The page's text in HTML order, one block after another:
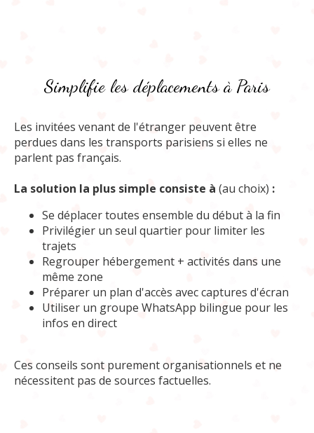
Simplifie les déplacements à Paris
Les invitées venant de l'étranger peuvent être
perdues dans les transports parisiens si elles ne
parlent pas français.
La solution la plus simple consiste à (au choix) :
Se déplacer toutes ensemble du début à la fin
Privilégier un seul quartier pour limiter les
trajets
Regrouper hébergement + activités dans une
même zone
Préparer un plan d'accès avec captures d'écran
Utiliser un groupe WhatsApp bilingue pour les
infos en direct
Ces conseils sont purement organisationnels et ne
nécessitent pas de sources factuelles.